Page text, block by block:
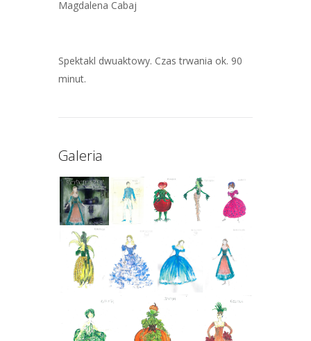
Magdalena Cabaj
Spektakl dwuaktowy. Czas trwania ok. 90
minut.
Galeria